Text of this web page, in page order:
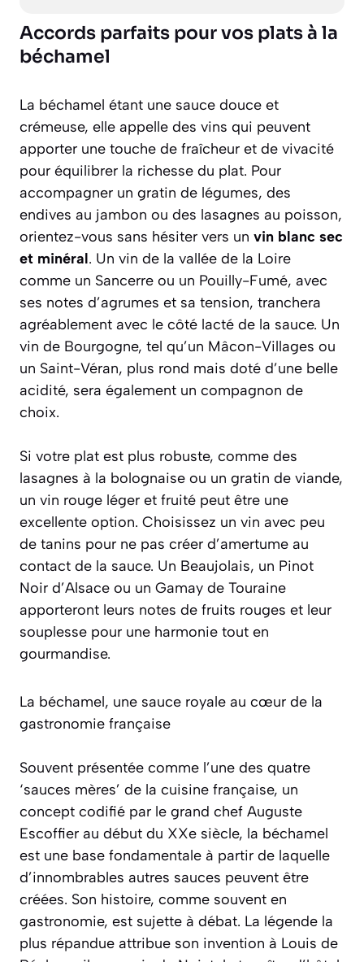
Accords parfaits pour vos plats à la
béchamel
La béchamel étant une sauce douce et
crémeuse, elle appelle des vins qui peuvent
apporter une touche de fraîcheur et de vivacité
pour équilibrer la richesse du plat. Pour
accompagner un gratin de légumes, des
endives au jambon ou des lasagnes au poisson,
orientez-vous sans hésiter vers un vin blanc sec
et minéral. Un vin de la vallée de la Loire
comme un Sancerre ou un Pouilly-Fumé, avec
ses notes d’agrumes et sa tension, tranchera
agréablement avec le côté lacté de la sauce. Un
vin de Bourgogne, tel qu’un Mâcon-Villages ou
un Saint-Véran, plus rond mais doté d’une belle
acidité, sera également un compagnon de
choix.
Si votre plat est plus robuste, comme des
lasagnes à la bolognaise ou un gratin de viande,
un vin rouge léger et fruité peut être une
excellente option. Choisissez un vin avec peu
de tanins pour ne pas créer d’amertume au
contact de la sauce. Un Beaujolais, un Pinot
Noir d’Alsace ou un Gamay de Touraine
apporteront leurs notes de fruits rouges et leur
souplesse pour une harmonie tout en
gourmandise.
La béchamel, une sauce royale au cœur de la
gastronomie française
Souvent présentée comme l’une des quatre
‘sauces mères’ de la cuisine française, un
concept codifié par le grand chef Auguste
Escoffier au début du XXe siècle, la béchamel
est une base fondamentale à partir de laquelle
d’innombrables autres sauces peuvent être
créées. Son histoire, comme souvent en
gastronomie, est sujette à débat. La légende la
plus répandue attribue son invention à Louis de